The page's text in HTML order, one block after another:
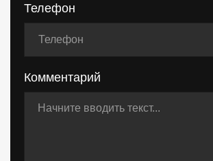
Телефон
Комментарий